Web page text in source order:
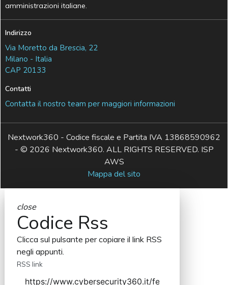
amministrazioni italiane.
Indirizzo
Via Moretto da Brescia, 22
Milano - Italia
CAP 20133
Contatti
Contatta il nostro team per maggiori informazioni
Nextwork360 - Codice fiscale e Partita IVA 13868590962
- © 2026 Nextwork360. ALL RIGHTS RESERVED. ISP
AWS
Mappa del sito
close
Codice Rss
Clicca sul pulsante per copiare il link RSS
negli appunti.
RSS link